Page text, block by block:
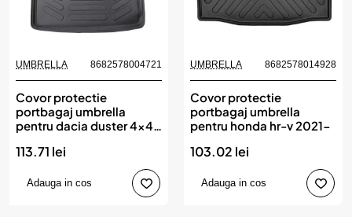
UMBRELLA 8682578004721
Covor protectie
portbagaj umbrella
pentru dacia duster 4x4
113.71 lei
Adauga in cos
UMBRELLA 8682578014928
Covor protectie
portbagaj umbrella
pentru honda hr-v 2021-
103.02 lei
Adauga in cos